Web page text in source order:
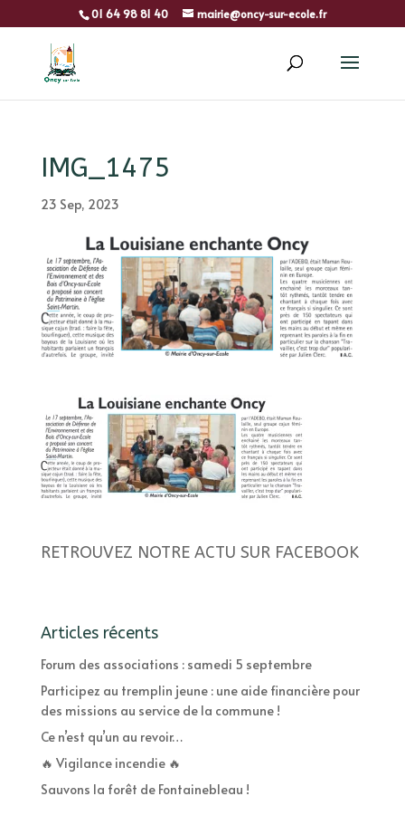
01 64 98 81 40 mairie@oncy-sur-ecole.fr
IMG_1475
23 Sep, 2023
RETROUVEZ NOTRE ACTU SUR FACEBOOK
Articles récents
Forum des associations : samedi 5 septembre
Participez au tremplin jeune : une aide financière pour
des missions au service de la commune !
Ce n’est qu’un au revoir…
🔥 Vigilance incendie 🔥
Sauvons la forêt de Fontainebleau !